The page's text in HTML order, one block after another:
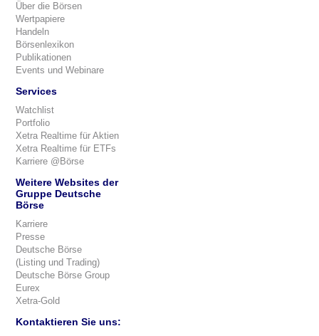
Über die Börsen
Wertpapiere
Handeln
Börsenlexikon
Publikationen
Events und Webinare
Services
Watchlist
Portfolio
Xetra Realtime für Aktien
Xetra Realtime für ETFs
Karriere @Börse
Weitere Websites der
Gruppe Deutsche
Börse
Karriere
Presse
Deutsche Börse
(Listing und Trading)
Deutsche Börse Group
Eurex
Xetra-Gold
Kontaktieren Sie uns: